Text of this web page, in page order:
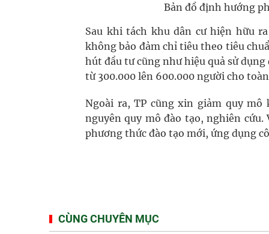
Bản đồ định hướng
Sau khi tách khu dân cư hiện hữu
không bảo đảm chỉ tiêu theo tiêu
hút đầu tư cũng như hiệu quả sử
từ 300.000 lên 600.000 người cho
Ngoài ra, TP cũng xin giảm quy
nguyên quy mô đào tạo, nghiên
phương thức đào tạo mới, ứng dụng
CÙNG CHUYÊN MỤC